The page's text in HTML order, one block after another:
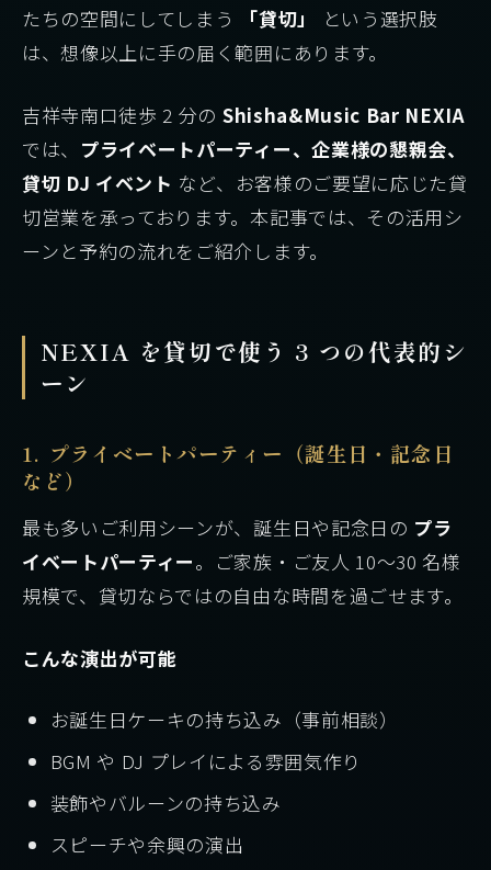
たちの空間にしてしまう
「貸切」
という選択肢
は、想像以上に手の届く範囲にあります。
吉祥寺南口徒歩 2 分の Shisha&Music Bar NEXIA
では、 プライベートパーティー、企業様の懇親会、
貸切 DJ イベント など、お客様のご要望に応じた貸
切営業を承っております。本記事では、その活用シ
ーンと予約の流れをご紹介します。
NEXIA を貸切で使う 3 つの代表的シ
ーン
1. プライベートパーティー（誕生日・記念日
など）
最も多いご利用シーンが、誕生日や記念日の プラ
イベートパーティー。ご家族・ご友人 10〜30 名様
規模で、貸切ならではの自由な時間を過ごせます。
こんな演出が可能
お誕生日ケーキの持ち込み（事前相談）
BGM や DJ プレイによる雰囲気作り
装飾やバルーンの持ち込み
スピーチや余興の演出